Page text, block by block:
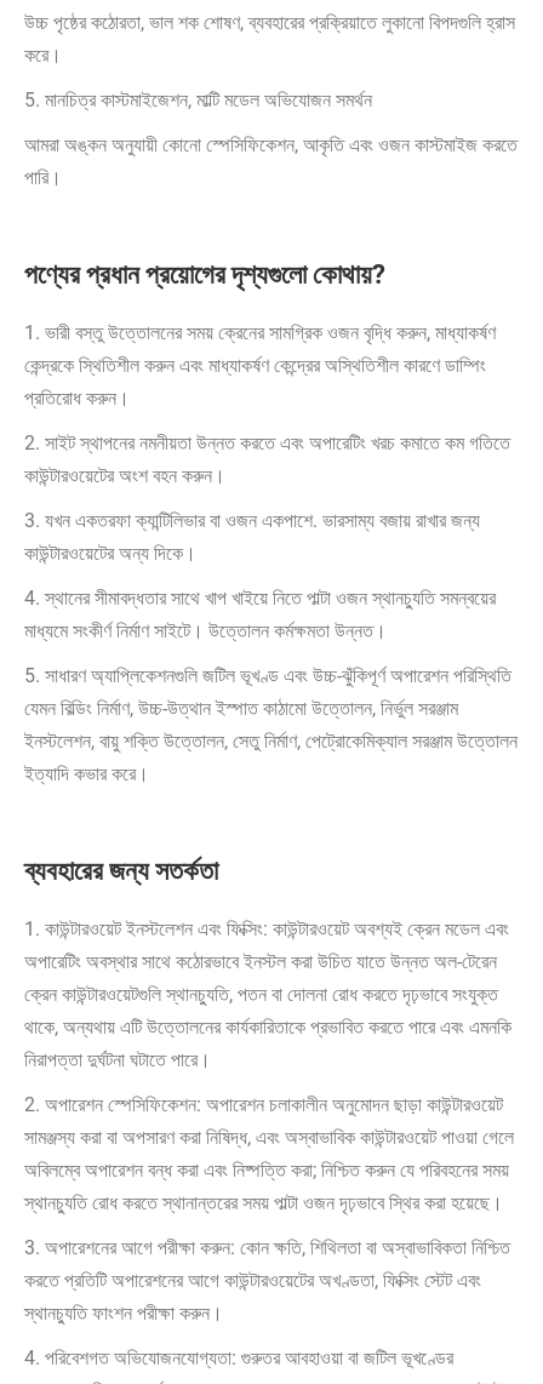
উচ্চ পৃষ্ঠের কঠোরতা, ভাল শক শোষণ, ব্যবহারের প্রক্রিয়াতে লুকানো বিপদগুলি হ্রাস
করে।
5. মানচিত্র কাস্টমাইজেশন, মাল্টি মডেল অভিযোজন সমর্থন
আমরা অঙ্কন অনুযায়ী কোনো স্পেসিফিকেশন, আকৃতি এবং ওজন কাস্টমাইজ করতে
পারি।
পণ্যের প্রধান প্রয়োগের দৃশ্যগুলো কোথায়?
1. ভারী বস্তু উত্তোলনের সময় ক্রেনের সামগ্রিক ওজন বৃদ্ধি করুন, মাধ্যাকর্ষণ
কেন্দ্রকে স্থিতিশীল করুন এবং মাধ্যাকর্ষণ কেন্দ্রের অস্থিতিশীল কারণে ডাম্পিং
প্রতিরোধ করুন।
2. সাইট স্থাপনের নমনীয়তা উন্নত করতে এবং অপারেটিং খরচ কমাতে কম গতিতে
কাউন্টারওয়েটের অংশ বহন করুন।
3. যখন একতরফা ক্যান্টিলিভার বা ওজন একপাশে. ভারসাম্য বজায় রাখার জন্য
কাউন্টারওয়েটের অন্য দিকে।
4. স্থানের সীমাবদ্ধতার সাথে খাপ খাইয়ে নিতে পাল্টা ওজন স্থানচ্যুতি সমন্বয়ের
মাধ্যমে সংকীর্ণ নির্মাণ সাইটে। উত্তোলন কর্মক্ষমতা উন্নত।
5. সাধারণ অ্যাপ্লিকেশনগুলি জটিল ভূখণ্ড এবং উচ্চ-ঝুঁকিপূর্ণ অপারেশন পরিস্থিতি
যেমন বিল্ডিং নির্মাণ, উচ্চ-উত্থান ইস্পাত কাঠামো উত্তোলন, নির্ভুল সরঞ্জাম
ইনস্টলেশন, বায়ু শক্তি উত্তোলন, সেতু নির্মাণ, পেট্রোকেমিক্যাল সরঞ্জাম উত্তোলন
ইত্যাদি কভার করে।
ব্যবহারের জন্য সতর্কতা
1. কাউন্টারওয়েট ইনস্টলেশন এবং ফিক্সিং: কাউন্টারওয়েট অবশ্যই ক্রেন মডেল এবং
অপারেটিং অবস্থার সাথে কঠোরভাবে ইনস্টল করা উচিত যাতে উন্নত অল-টেরেন
ক্রেন কাউন্টারওয়েটগুলি স্থানচ্যুতি, পতন বা দোলনা রোধ করতে দৃঢ়ভাবে সংযুক্ত
থাকে, অন্যথায় এটি উত্তোলনের কার্যকারিতাকে প্রভাবিত করতে পারে এবং এমনকি
নিরাপত্তা দুর্ঘটনা ঘটাতে পারে।
2. অপারেশন স্পেসিফিকেশন: অপারেশন চলাকালীন অনুমোদন ছাড়া কাউন্টারওয়েট
সামঞ্জস্য করা বা অপসারণ করা নিষিদ্ধ, এবং অস্বাভাবিক কাউন্টারওয়েট পাওয়া গেলে
অবিলম্বে অপারেশন বন্ধ করা এবং নিষ্পত্তি করা; নিশ্চিত করুন যে পরিবহনের সময়
স্থানচ্যুতি রোধ করতে স্থানান্তরের সময় পাল্টা ওজন দৃঢ়ভাবে স্থির করা হয়েছে।
3. অপারেশনের আগে পরীক্ষা করুন: কোন ক্ষতি, শিথিলতা বা অস্বাভাবিকতা নিশ্চিত
করতে প্রতিটি অপারেশনের আগে কাউন্টারওয়েটের অখণ্ডতা, ফিক্সিং স্টেট এবং
স্থানচ্যুতি ফাংশন পরীক্ষা করুন।
4. পরিবেশগত অভিযোজনযোগ্যতা: গুরুতর আবহাওয়া বা জটিল ভূখণ্ডের